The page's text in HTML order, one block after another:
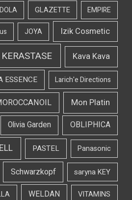
EMPIRE
GLAZETTE
Izik Cosmetic
JOYA
Kava Kava
KERASTASE
Larich'e Directions
ESSENCE
Mon Platin
OBLIPHICA
Olivia Garden
Panasonic
PASTEL
saryna KEY
Schwarzkopf
VITAMINS
WELDAN